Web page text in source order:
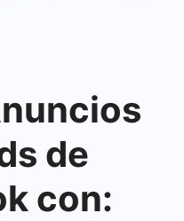
de
con: